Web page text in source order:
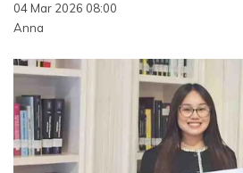
04 Mar 2026 08:00
Anna